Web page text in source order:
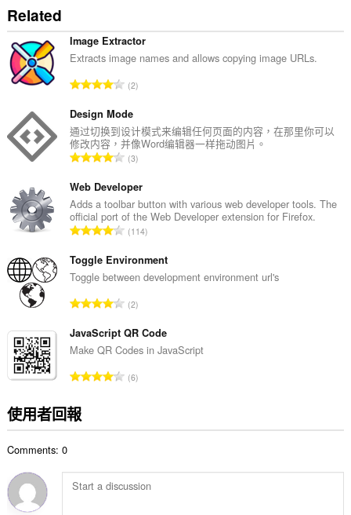
Related
Image Extractor
Extracts image names and allows copying image URLs.
評
的
總
次
數
2
Design Mode
通过切换到设计模式来编辑任何页面的内容，在那里你可以
修改内容，并像Word编辑器一样拖动图片。
評
的
總
次
數
3
Web Developer
Adds a toolbar button with various web developer tools. The
official port of the Web Developer extension for Firefox.
評
的
總
數
114
Toggle Environment
Toggle between development environment url's
評
的
總
數
2
JavaScript QR Code
Make QR Codes in JavaScript
評
:
6
使用者回報
Comments: 0